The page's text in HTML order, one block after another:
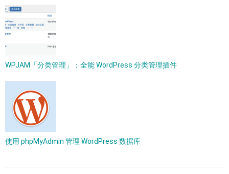
WPJAM「分类管理」：全能 WordPress 分类管理插件
使用 phpMyAdmin 管理 WordPress 数据库